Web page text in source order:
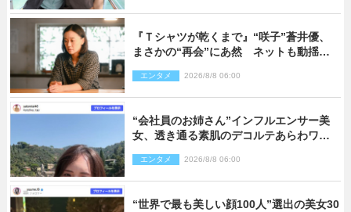
『Ｔシャツが乾くまで』“咲子”蒼井優、
まさかの“再会”にあ然 ネットも動揺
レあり）
エンタメ 2026/8/8 06:00
“会社員のお姉さん”インフルエンサー美
女、透き通る素肌のデコルテあらわワン
エンタメ 2026/8/8 06:00
“世界で最も美しい顔100人”選出の美女30